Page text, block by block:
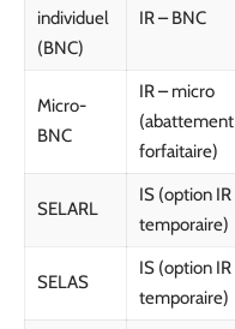
individuel
(BNC)
IR – BNC
Micro-
BNC
IR – micro
(abattement
forfaitaire)
SELARL
IS (option IR
temporaire)
SELAS
IS (option IR
temporaire)